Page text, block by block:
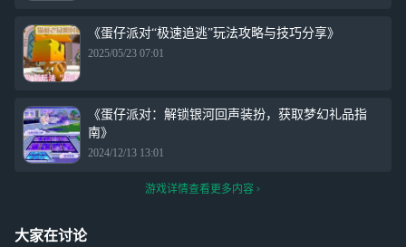
《蛋仔派对“极速追逃”玩法攻略与技巧分享》
2025/05/23 07:01
《蛋仔派对：解锁银河回声装扮，获取梦幻礼品指
南》
2024/12/13 13:01
游戏详情查看更多内容
大家在讨论